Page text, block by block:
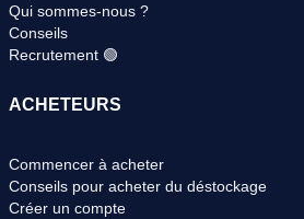
Qui sommes-nous ?
Conseils
Recrutement 🟢
ACHETEURS
Commencer à acheter
Conseils pour acheter du déstockage
Créer un compte